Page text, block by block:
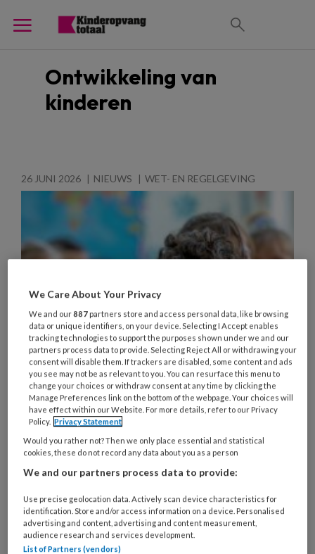
Ontwikkeling van
kinderen
26 JUNI 2026 NIEUWS WET- EN REGELGEVING
Minister verlengt BIO-regeling
met 2 jaar ondanks zorgen over
veiligheid
Hoewel de buitentemperatuur opliep, verliep het
donderdag 25 juni allesbehalve oververhit. De
minister liet weten de BIO-regeling met 2 jaar te
verlengen. Over de brief van PPINK, BOinK, CNV
We Care About Your Privacy
We and our887 partners store and access personal data, like browsing
data or unique identifiers, on your device. Selecting I Accept enables
tracking technologies to support the purposes shown under we and our
partners process data to provide. Selecting Reject All or withdrawing your
consent will disable them. If trackers are disabled, some content and ads
you see may not be as relevant to you. You can resurface this menu to
change your choices or withdraw consent at any time by clicking the
Manage Preferences link on the bottom of the webpage. Your choices will
have effect within our Website. For more details, refer to our Privacy
Policy. Privacy Statement
Would you rather not? Then we only place essential and statistical
cookies, these do not record any data about you as a person
We and our partners process data to provide:
Use precise geolocation data. Actively scan device characteristics for
identification. Store and/or access information on a device. Personalised
advertising and content, advertising and content measurement,
audience research and services development.
List of Partners (vendors)